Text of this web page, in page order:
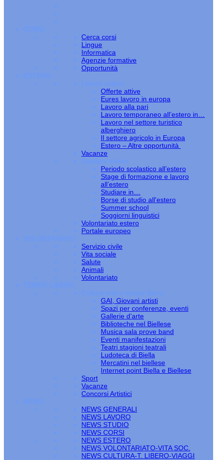
CORSI
Cerca corsi
Lingue
Informatica
Agenzie formative
Opportunità
ESTERO
Lavoro estero
Offerte attive
Eures lavoro in europa
Lavoro alla pari
Lavoro temporaneo all’estero in…
Lavoro nel settore turistico
alberghiero
Il settore agricolo in Europa
Estero – Altre opportunità
Vacanze
Studiare estero
Periodo scolastico all’estero
Stage di formazione e lavoro
all’estero
Studiare in…
Borse di studio all'estero
Summer school
Soggiorni linguistici
Volontariato estero
Portale europeo
VOLONTARIATO
Servizio civile
Vita sociale
Salute
Animali
Volontariato
TEMPO LIBERO
Cultura arte e tempo libero
GAI, Giovani artisti
Spazi per conferenze, eventi
Gallerie d’arte
Biblioteche nel Biellese
Musica sala prove band
Eventi manifestazioni
Teatri stagioni teatrali
Ludoteca di Biella
Mercatini nel biellese
Internet point Biella e Biellese
Sport
Vacanze
Concorsi Artistici
NEWS
NEWS GENERALI
NEWS LAVORO
NEWS STUDIO
NEWS CORSI
NEWS ESTERO
NEWS VOLONTARIATO-VITA SOC.
NEWS CULTURA-T. LIBERO-VIAGGI